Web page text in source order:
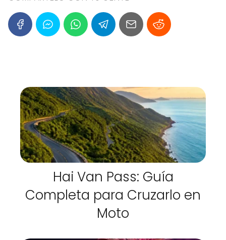
Hai Van Pass: Guía
Completa para Cruzarlo en
Moto